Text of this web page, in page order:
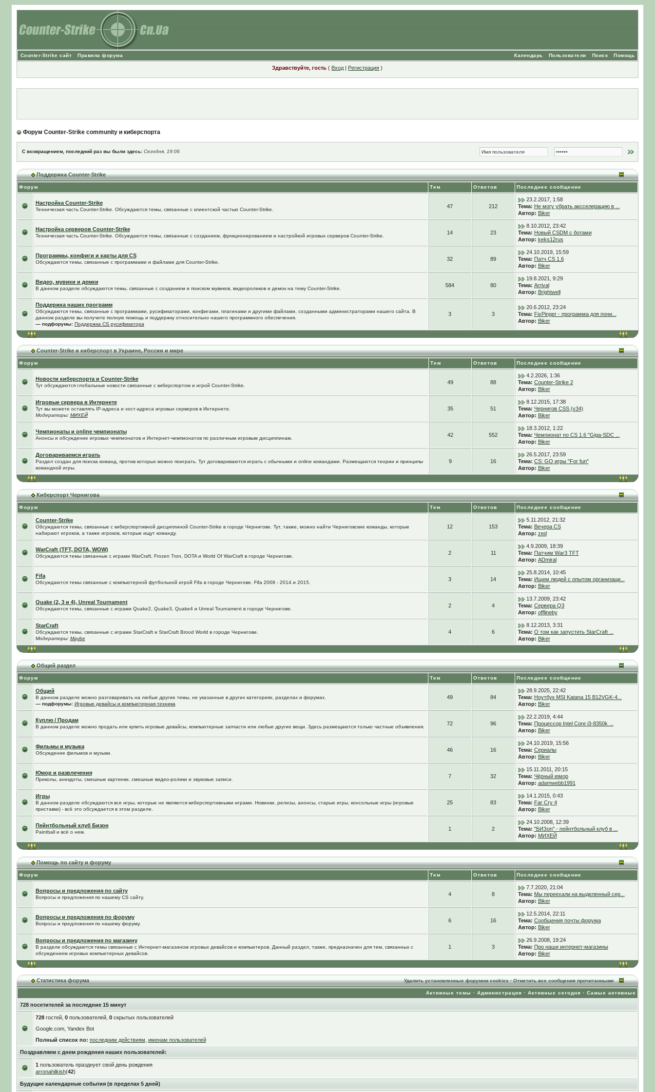
Counter-Strike сайт Правила форума Помощь
Поиск
Пользователи
Календарь
Здравствуйте, гость ( Вход | Регистрация )
Форум Counter-Strike community и киберспорта
С возвращением, последний раз вы были здесь: Сегодня, 19:06
Поддержка Counter-Strike
Форум Тем Ответов Последнее сообщение
Настройка Counter-Strike
Техническая часть Counter-Strike. Обсуждаются темы, связанные с клиентской частью Counter-Strike.
47 212
23.2.2017, 1:58
Тема: Не могу убрать аксселерацию в ...
Автор: Biker
Настройка серверов Counter-Strike
Техническая часть Counter-Strike. Обсуждаются темы, связанные с созданием, функционированием и настройкой игровых серверов Counter-Strike.
14 23
8.10.2012, 23:42
Тема: Новый CSDM с ботами
Автор: keks12rus
Программы, конфиги и карты для CS
Обсуждаются темы, связанные с программами и файлами для Counter-Strike.
32 89
24.10.2019, 15:59
Тема: Патч CS 1.6
Автор: Biker
Видео, мувики и демки
В данном разделе обсуждаются темы, связанные с созданием и поиском мувиков, видеороликов и демок на тему Counter-Strike.
584 80
19.8.2021, 9:29
Тема: Arrival
Автор: Brightwell
Поддержка наших программ
Обсуждаются темы, связанные с программами, русификаторами, конфигами, плагинами и другими файлами, созданными администраторами нашего сайта. В
данном разделе вы получите полную помощь и поддержку относительно нашего программного обеспечения.
— подфорумы: Поддержка CS русификатора
3 3
20.6.2012, 23:24
Тема: FixPinger - программа для пони...
Автор: Biker
Counter-Strike и киберспорт в Украине, России и мире
Форум Тем Ответов Последнее сообщение
Новости киберспорта и Counter-Strike
Тут обсуждаются глобальные новости связанные с киберспортом и игрой Counter-Strike.
49 88
4.2.2026, 1:36
Тема: Counter-Strike 2
Автор: Biker
Игровые сервера в Интернете
Тут вы можете оставлять IP-адреса и хост-адреса игровых серверов в Интернете.
Модераторы: МИХЕЙ
35 51
8.12.2015, 17:38
Тема: Чернигов CSS (v34)
Автор: Biker
Чемпионаты и online чемпионаты
Анонсы и обсуждение игровых чемпионатов и Интернет-чемпионатов по различным игровым дисциплинам.
42 552
18.3.2012, 1:22
Тема: Чемпионат по CS 1.6 "Giga-SDC ...
Автор: Biker
Договариваемся играть
Раздел создан для поиска команд, против которых можно поиграть. Тут договариваются играть с обычными и online командами. Размещаются теории и принципы
командной игры.
9 16
26.5.2017, 23:59
Тема: CS: GO игры "For fun"
Автор: Biker
Киберспорт Чернигова
Форум Тем Ответов Последнее сообщение
Counter-Strike
Обсуждаются темы, связанные с киберспортивной дисциплиной Counter-Strike в городе Чернигове. Тут, также, можно найти Черниговские команды, которые
набирают игроков, а также игроков, которые ищут команду.
12 153
5.11.2012, 21:32
Тема: Вечера CS
Автор: zed
WarCraft (TFT, DOTA, WOW)
Обсуждаются темы связанные с играми WarCraft, Frozen Tron, DOTA и World Of WarCraft в городе Чернигове.
2 11
4.9.2009, 18:39
Тема: Патчим War3 TFT
Автор: ADmiral
Fifa
Обсуждаются темы связанные с компьютерной футбольной игрой Fifa в городе Чернигове. Fifa 2008 - 2014 и 2015.
3 14
25.8.2014, 10:45
Тема: Ищем людей с опытом организаци...
Автор: Biker
Quake (2, 3 и 4), Unreal Tournament
Обсуждаются темы, связанные с играми Quake2, Quake3, Quake4 и Unreal Tournament в городе Чернигове.
2 4
13.7.2009, 23:42
Тема: Сервера Q3
Автор: offlineby
StarCraft
Обсуждаются темы, связанные с играми StarCraft и StarCraft Brood World в городе Чернигове.
Модераторы: Maybe
4 6
8.12.2013, 3:31
Тема: О том как запустить StarCraft ...
Автор: Biker
Общий раздел
Форум Тем Ответов Последнее сообщение
Общий
В данном разделе можно разговаривать на любые другие темы, не указанные в других категориях, разделах и форумах.
— подфорумы: Игровые девайсы и компьютерная техника
49 84
28.9.2025, 22:42
Тема: Ноутбук MSI Katana 15 B12VGK-4...
Автор: Biker
Куплю / Продам
В данном разделе можно продать или купить игровые девайсы, компьютерные запчасти или любые другие вещи. Здесь размещаются только частные объявления.
72 96
22.2.2019, 4:44
Тема: Процессор Intel Core i3-8350k ...
Автор: Biker
Фильмы и музыка
Обсуждение фильмов и музыки.
46 16
24.10.2019, 15:56
Тема: Сериалы
Автор: Biker
Юмор и развлечения
Приколы, анекдоты, смешные картинки, смешные видео-ролики и звуковые записи.
7 32
15.11.2011, 20:15
Тема: Чёрный юмор
Автор: adamwebb1991
Игры
В данном разделе обсуждаются все игры, которые не являются киберспортивными играми. Новинки, релизы, анонсы, старые игры, консольные игры (игровые
приставки) - всё это обсуждается в этом разделе.
25 83
14.1.2015, 0:43
Тема: Far Cry 4
Автор: Biker
Пейнтбольный клуб Бизон
Paintball и всё о нем.
1 2
24.10.2008, 12:39
Тема: "БИЗon" - пейнтбольный клуб в ...
Автор: МИХЕЙ
Помощь по сайту и форуму
Форум Тем Ответов Последнее сообщение
Вопросы и предложения по сайту
Вопросы и предложения по нашему CS сайту.
4 8
7.7.2020, 21:04
Тема: Мы переехали на выделенный сер...
Автор: Biker
Вопросы и предложения по форуму
Вопросы и предложения по нашему форуму.
6 16
12.5.2014, 22:11
Тема: Сообщения почты форума
Автор: Biker
Вопросы и предложения по магазину
В разделе обсуждаются темы связанные с Интернет-магазином игровых девайсов и компьютеров. Данный раздел, также, предназначен для тем, связанных с
обсуждением игровых компьютерных девайсов.
1 3
26.9.2008, 19:24
Тема: Про наши интернет-магазины
Автор: Biker
Статистика форума Удалить установленные форумом cookies·Отметить все сообщения прочитанными
Активные темы · Администрация · Активные сегодня · Самые активные
728 посетителей за последние 15 минут
728гостей, 0пользователей, 0скрытых пользователей
Google.com, Yandex Bot
Полный список по: последним действиям именам пользователей
Поздравляем с днем рождения наших пользователей:
1 пользователь празднует свой день рождения
arronahilkish(42)
Будущие календарные события (в пределах 5 дней)